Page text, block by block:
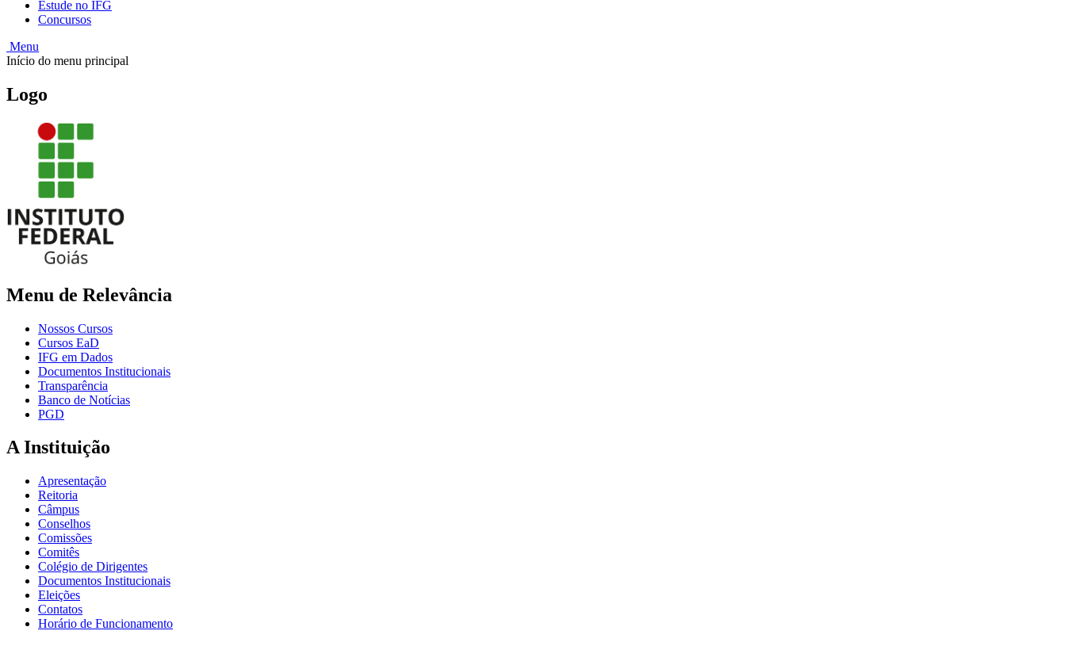
Estude no IFG
Concursos
Menu
Início do menu principal
Logo
Menu de Relevância
Nossos Cursos
Cursos EaD
IFG em Dados
Documentos Institucionais
Transparência
Banco de Notícias
PGD
A Instituição
Apresentação
Reitoria
Câmpus
Conselhos
Comissões
Comitês
Colégio de Dirigentes
Documentos Institucionais
Eleições
Contatos
Horário de Funcionamento